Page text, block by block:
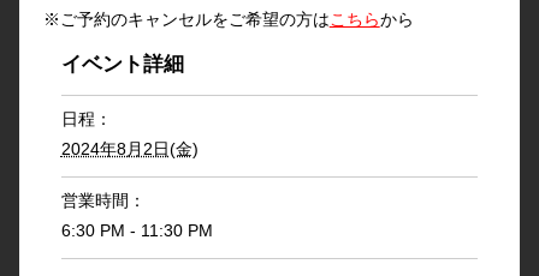
※ご予約のキャンセルをご希望の方はこちらから
イベント詳細
日程：
2024年8月2日(金)
営業時間：
6:30 PM - 11:30 PM